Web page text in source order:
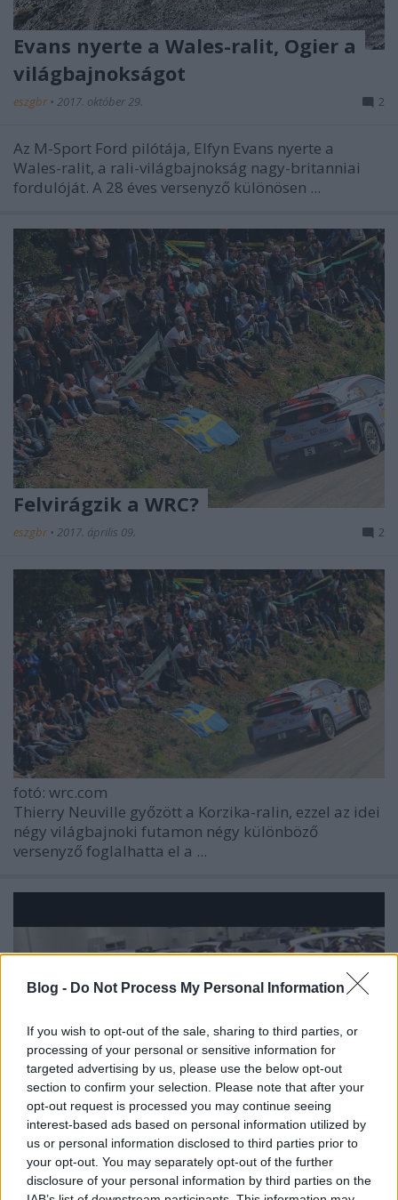
Blog - Do Not Process My Personal Information
If you wish to opt-out of the sale, sharing to third parties, or
processing of your personal or sensitive information for
targeted advertising by us, please use the below opt-out
section to confirm your selection. Please note that after your
opt-out request is processed you may continue seeing
interest-based ads based on personal information utilized by
us or personal information disclosed to third parties prior to
your opt-out. You may separately opt-out of the further
disclosure of your personal information by third parties on the
Evans nyerte a Wales-ralit, Ogier a
világbajnokságot
eszgbr • 2017. október 29. 2
Az M-Sport Ford pilótája, Elfyn Evans nyerte a
Wales-ralit, a rali-világbajnokság nagy-britanniai
fordulóját. A 28 éves versenyző különösen ...
Felvirágzik a WRC?
eszgbr • 2017. április 09. 2
fotó: wrc.com
Thierry Neuville győzött a Korzika-ralin, ezzel az idei
négy világbajnoki futamon négy különböző
versenyző foglalhatta el a ...
Malcolm "Columbo" Wilson bejelenti
Ogier-t